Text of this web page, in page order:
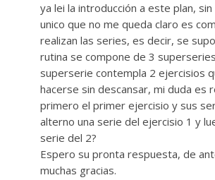
ya lei la introducción a este plan,
unico que no me queda claro es
realizan las series, es decir, se
rutina se compone de 3
superserie contempla 2 ejercisios
hacerse sin descansar, mi duda es
primero el primer ejercisio y sus
alterno una serie del ejercisio 1 y
serie del 2?
Espero su pronta respuesta, de
muchas gracias.